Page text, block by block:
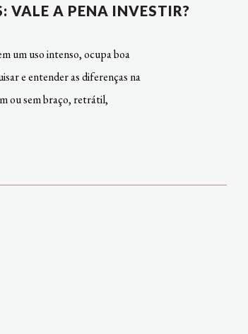
VALE A PENA INVESTIR?
um uso intenso, ocupa boa
e entender as diferenças na
ou sem braço, retrátil,